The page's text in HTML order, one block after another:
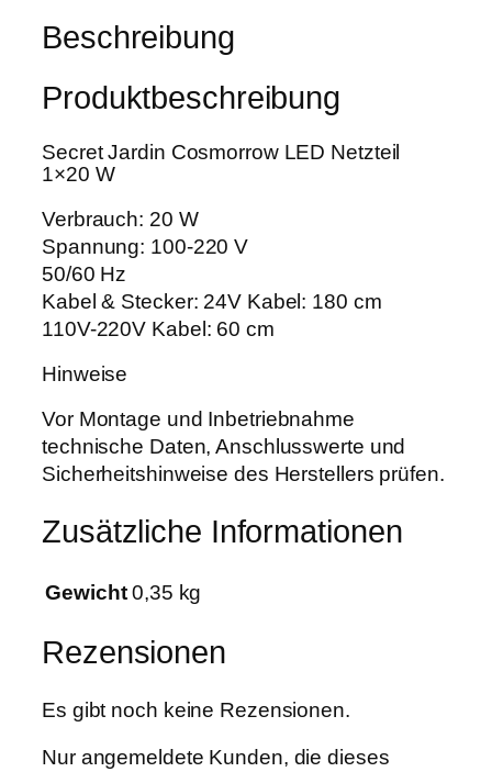
r
2
0
€
9
€
n
o
m
o
r
r
o
w
L
D
e
t
z
e
x
0
M
Beschreibung
Produktbeschreibung
Secret Jardin Cosmorrow LED Netzteil
1×20 W
Verbrauch: 20 W
Spannung: 100-220 V
50/60 Hz
Kabel & Stecker: 24V Kabel: 180 cm
110V-220V Kabel: 60 cm
Hinweise
Vor Montage und Inbetriebnahme
technische Daten, Anschlusswerte und
Sicherheitshinweise des Herstellers prüfen.
Zusätzliche Informationen
Gewicht 0,35 kg
Rezensionen
Es gibt noch keine Rezensionen.
Nur angemeldete Kunden, die dieses